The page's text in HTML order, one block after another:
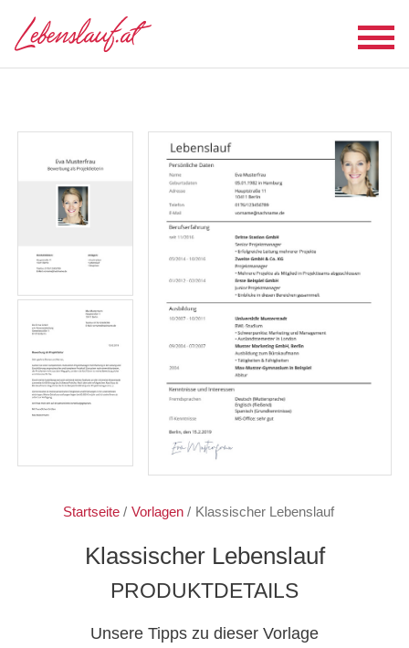
Startseite / Vorlagen / Klassischer Lebenslauf
Klassischer Lebenslauf
PRODUKTDETAILS
Unsere Tipps zu dieser Vorlage